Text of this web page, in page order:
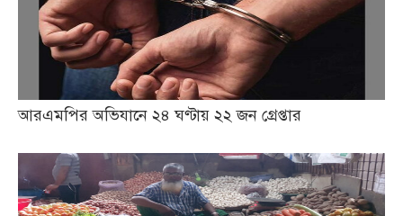
আরএমপির অভিযানে ২৪ ঘণ্টায় ২২ জন গ্রেপ্তার